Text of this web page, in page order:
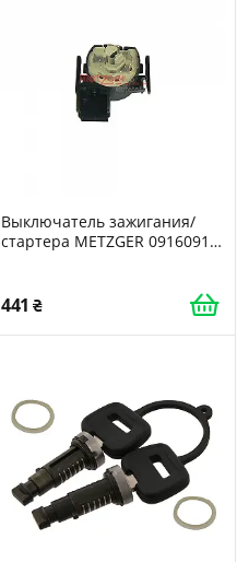
Выключатель зажигания/
стартера METZGER 0916091
441